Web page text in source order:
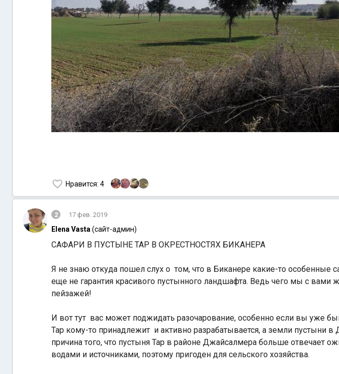
Нравится: 4
2 17 фев. 2019
Elena Vasta (сайт-админ)
САФАРИ В ПУСТЫНЕ ТАР В ОКРЕСТНОСТЯХ БИКАНЕРА
Я не знаю откуда пошел слух о том, что в Биканере какие-то
еще не гарантия красивого пустынного ландшафта. Ведь чего мы с
пейзажей!
И вот тут вас может поджидать разочарование, особенно если вы уже
Тар кому-то принадлежит и активно разрабатывается, а земли пустыни
причина того, что пустыня Тар в районе Джайсалмера больше отвечает
водами и источниками, поэтому пригоден для сельского хозяйства.